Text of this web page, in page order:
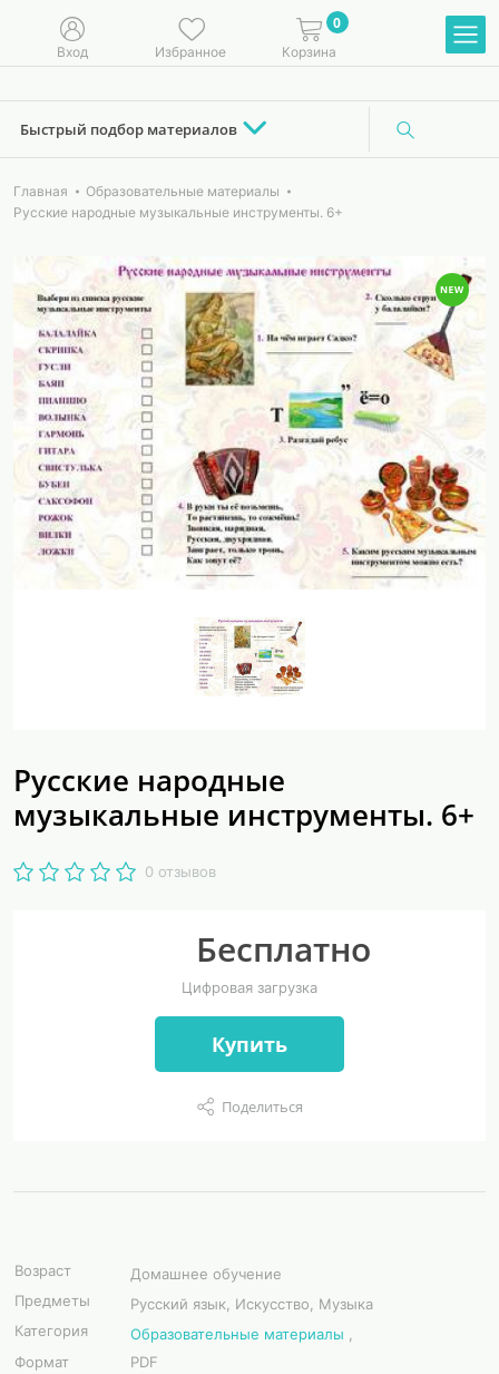
Вход Избранное
0
Корзина
Быстрый подбор материалов
Главная
Образовательные материалы
Русские народные музыкальные инструменты. 6+
Русские народные
музыкальные инструменты. 6+
0 отзывов
Бесплатно
Цифровая загрузка
Купить
Поделиться
Возраст
Домашнее обучение
Предметы
Русский язык, Искусство, Музыка
Категория
Образовательные материалы ,
Формат
PDF